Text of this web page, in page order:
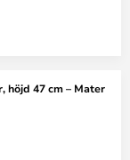
höjd 47 cm – Mater